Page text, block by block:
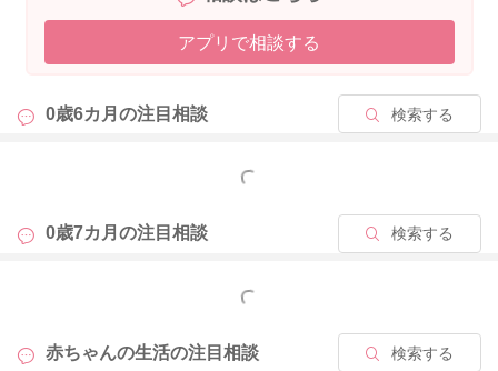
調不良になる事があり薬が飲めないので、徐々に母乳をやめよ
うかと少し考えています。母乳が出るうちは続けた方が良いの
→自律神経のバランスを崩しておられることもあるのかなと思
母乳を続けていただくかどうかについてですが、sakky00さんの
母乳を飲ませてあげることで、その都度sakky00さんの体内で作
られた抗体をおっぱい経由で届けてあげることはできます。
となるかと思いますが、体調を崩されてしまうのに母乳を続け
栄養面では心配はいらないですよ。
アプリで相談する
0歳6カ月の注目相談 検索する
もっと見る
0歳7カ月の注目相談 検索する
もっと見る
赤ちゃんの生活の注目相談 検索する